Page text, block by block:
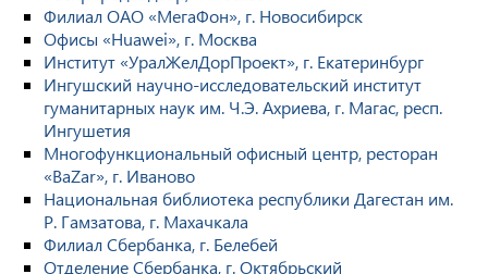
Филиал ОАО «МегаФон», г. Новосибирск
Офисы «Huawei», г. Москва
Институт «УралЖелДорПроект», г. Екатеринбург
Ингушский научно-исследовательский институт
гуманитарных наук им. Ч.Э. Ахриева, г. Магас, респ.
Ингушетия
Многофункциональный офисный центр, ресторан
«BaZar», г. Иваново
Национальная библиотека республики Дагестан им.
Р. Гамзатова, г. Махачкала
Филиал Сбербанка, г. Белебей
Отделение Сбербанка, г. Октябрьский